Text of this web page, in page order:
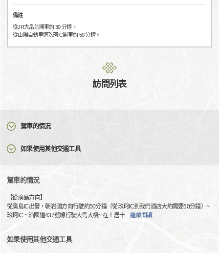
備註
從JR大畠站開車約 30 分鐘。
從山陽自動車道玖珂IC開車約 50 分鐘。
訪問列表
駕車的情況
如果使用其他交通工具
駕車的情況
【從廣島方向】
從廣島IC出發，朝岩國方向行駛約50分鐘（從玖珂IC到我們酒店大約需要50分鐘）~
玖珂IC ~ 沿國道437號線行駛大島大橋~ 在土居十…繼續閱讀
如果使用其他交通工具